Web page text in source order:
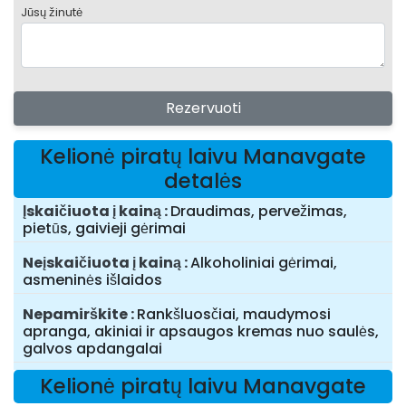
Jūsų žinutė
Rezervuoti
Kelionė piratų laivu Manavgate
detalės
Įskaičiuota į kainą Draudimas, pervežimas,
pietūs, gaivieji gėrimai
Neįskaičiuota į kainą Alkoholiniai gėrimai,
asmeninės išlaidos
Nepamirškite Rankšluosčiai, maudymosi
apranga, akiniai ir apsaugos kremas nuo saulės,
galvos apdangalai
Kelionė piratų laivu Manavgate